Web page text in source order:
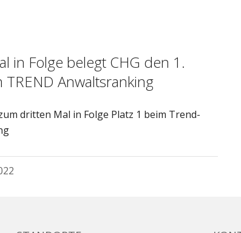
in Folge belegt CHG den 1.
TREND Anwaltsranking
dritten Mal in Folge Platz 1 beim Trend-